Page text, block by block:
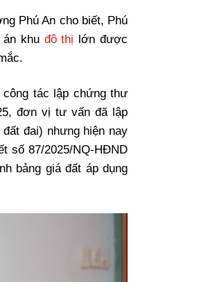
Phú An cho biết, Phú
khu đô thị lớn được
tác lập chứng thư
đơn vị tư vấn đã lập
đai) nhưng hiện nay
số 87/2025/NQ-HĐND
bảng giá đất áp dụng